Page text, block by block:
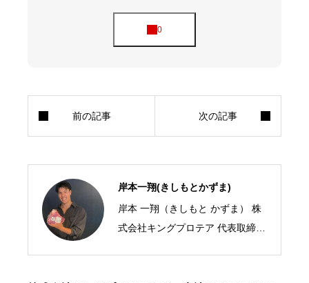
岸本一翔(きしもとかずま)
岸本 一翔（きしもと かずま） 株
式会社キングプロテア 代表取締役